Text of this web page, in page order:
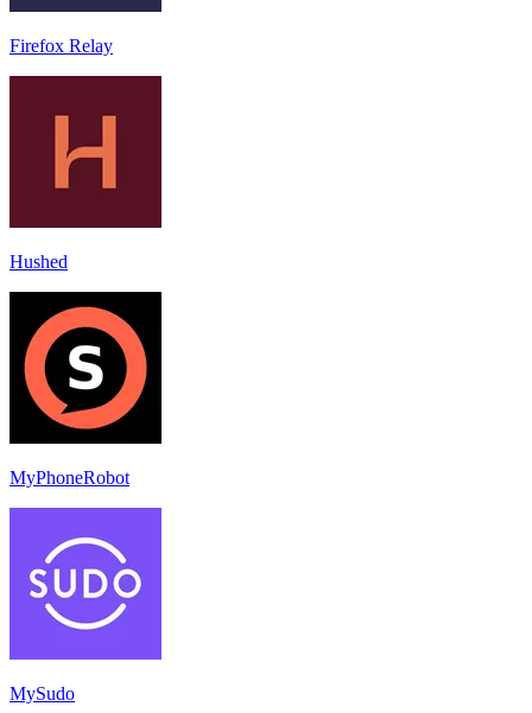
Firefox Relay
Hushed
MyPhoneRobot
MySudo